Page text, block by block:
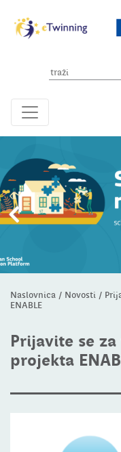
Unesite
Naslovnica / Novosti /
ENABLE
Prijavite se
projekta